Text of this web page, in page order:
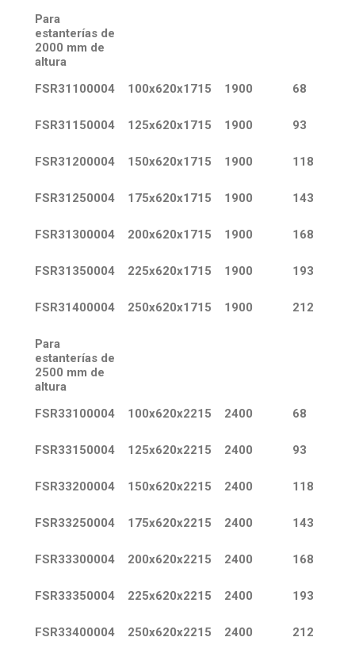
Para
estanterías de
2000 mm de
altura
FSR31100004
100x620x1715 1900 68
FSR31150004 125x620x1715 1900 93
FSR31200004 150x620x1715 1900 118
FSR31250004 175x620x1715 1900 143
FSR31300004 200x620x1715 1900 168
FSR31350004 225x620x1715 1900 193
FSR31400004 250x620x1715 1900 212
Para
estanterías de
2500 mm de
altura
FSR33100004
100x620x2215 2400 68
FSR33150004 125x620x2215 2400 93
FSR33200004 150x620x2215 2400 118
FSR33250004 175x620x2215 2400 143
FSR33300004 200x620x2215 2400 168
FSR33350004 225x620x2215 2400 193
FSR33400004 250x620x2215 2400 212